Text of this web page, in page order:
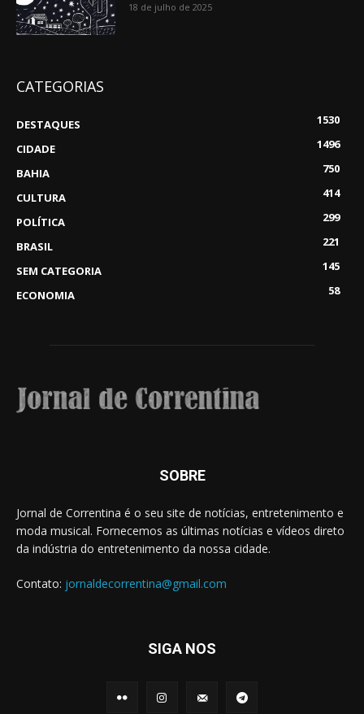
18 de julho de 2025
CATEGORIAS
DESTAQUES
1530
CIDADE
1496
BAHIA
750
CULTURA
414
POLÍTICA
299
BRASIL
221
SEM CATEGORIA
145
ECONOMIA
58
SOBRE
Jornal de Correntina é o seu site de notícias, entretenimento e
moda musical. Fornecemos as últimas notícias e vídeos direto
da indústria do entretenimento da nossa cidade.
Contato: jornaldecorrentina@gmail.com
SIGA NOS